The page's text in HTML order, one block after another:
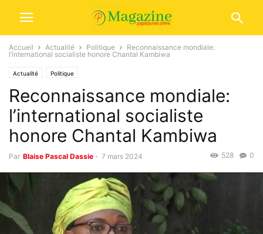
Accueil Actualité Politique
Reconnaissance mondiale:
l’international socialiste honore Chantal Kambiwa
Actualité Politique
Reconnaissance mondiale:
l’international socialiste
honore Chantal Kambiwa
Par Blaise Pascal Dassie - 7 mars 2024 0
528